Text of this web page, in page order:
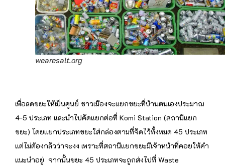
wearesalt.org
เพื่อลดขยะให้เป็นศูนย์ ชาวเมืองจะแยกขยะที่บ้านตนเองประมาณ
4-5 ประเภท และนำไปคัดแยกต่อที่ Komi Station (สถานีแยก
ขยะ) โดยแยกประเภทขยะใส่กล่องตามที่จัดไว้ทั้งหมด 45 ประเภท
แต่ไม่ต้องกลัวว่าจะงง เพราะที่สถานีแยกขยะมีเจ้าหน้าที่คอยให้คำ
แนะนำอยู่ จากนั้นขยะ 45 ประเภทจะถูกส่งไปที่ Waste